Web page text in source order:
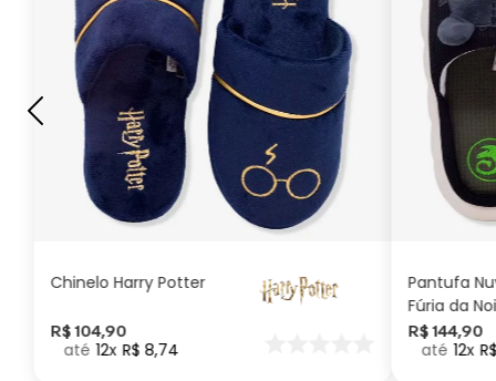
Chinelo Harry Potter
R$ 104,90
12 R$ 8,74
G GG M P
ADICIONAR AO
CARRINHO
Pantufa
Fúria da
Como
seu Dragão
R$ 144,90
12 R$